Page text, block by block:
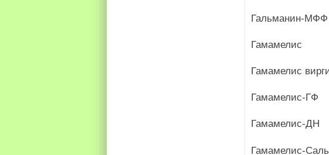
Гальманин-МФФ
Гамамелис
Гамамелис
Гамамелис-ГФ
Гамамелис-ДН
Гамамелис-